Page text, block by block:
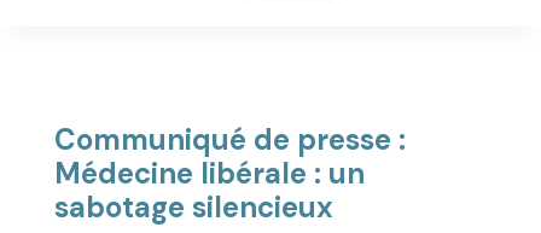
Communiqué de presse :
Médecine libérale : un
sabotage silencieux